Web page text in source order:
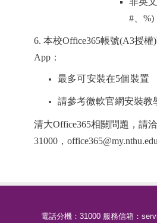
#、%)
6. 本校Office365帳號(A3授
App：
最多可安裝在5個裝置
請參考微軟官網安裝教
清大Office365相關問題，請
31000 ，
電話分機：31000 服務信箱：